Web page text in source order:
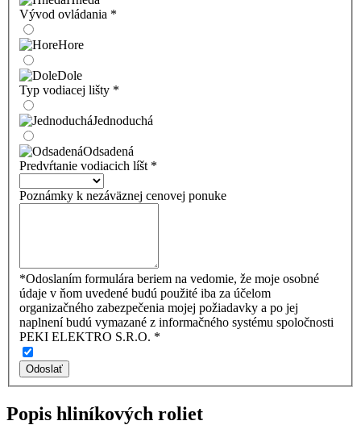
Vývod ovládania *
Hore
Dole
Typ vodiacej lišty *
Jednoduchá
Odsadená
Predvŕtanie vodiacich líšt *
Poznámky k nezáväznej cenovej ponuke
*Odoslaním formulára beriem na vedomie, že moje osobné
údaje v ňom uvedené budú použité iba za účelom
organizačného zabezpečenia mojej požiadavky a po jej
naplnení budú vymazané z informačného systému spoločnosti
PEKI ELEKTRO S.R.O. *
Odoslať
Popis hliníkových roliet